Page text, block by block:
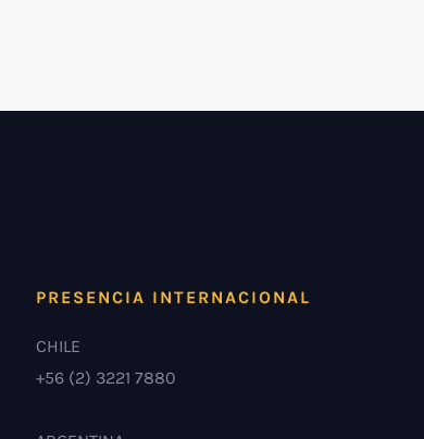
PRESENCIA INTERNACIONAL
CHILE
+56 (2) 3221 7880